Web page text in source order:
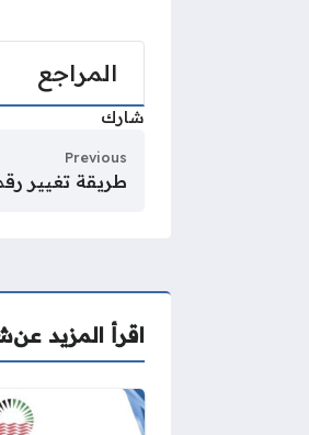
المراجع
شارك
Previous
طريقة تغيير
اقرأ المزيد عن